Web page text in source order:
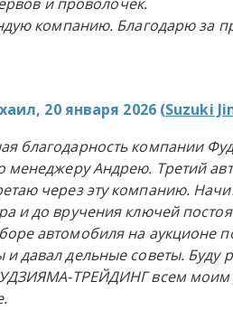
компанию. Благодарю за
20 января 2026 (Suzuki
благодарность компании
менеджеру Андрею. Третий
через эту компанию.
и до вручения ключей
автомобиля на аукционе
давал дельные советы. Буду
ТРЕЙДИНГ всем моим